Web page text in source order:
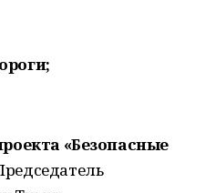
«Безопасные